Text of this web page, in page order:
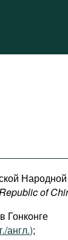
of
Гонконге
англ.);